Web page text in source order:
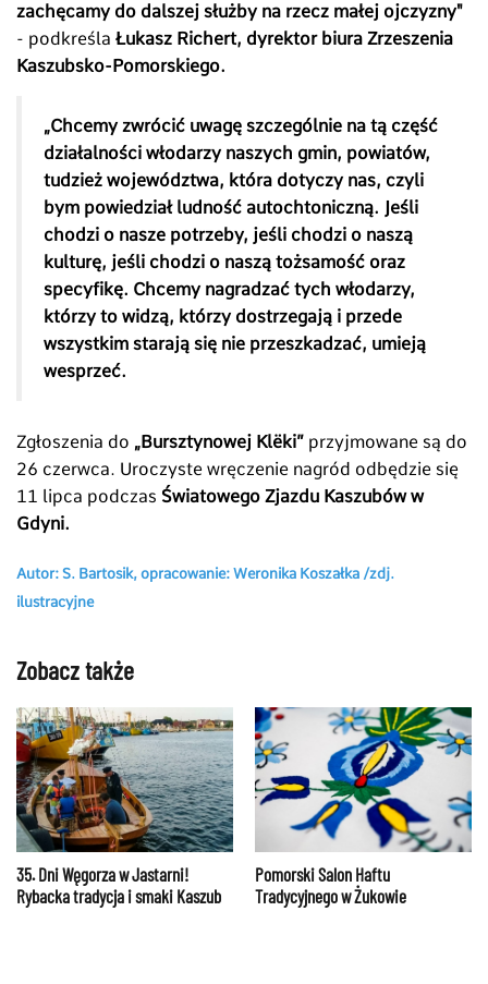
zachęcamy do dalszej służby na rzecz małej ojczyzny"
- podkreśla Łukasz Richert, dyrektor biura Zrzeszenia
Kaszubsko-Pomorskiego.
„Chcemy zwrócić uwagę szczególnie na tą część
działalności włodarzy naszych gmin, powiatów,
tudzież województwa, która dotyczy nas, czyli
bym powiedział ludność autochtoniczną. Jeśli
chodzi o nasze potrzeby, jeśli chodzi o naszą
kulturę, jeśli chodzi o naszą tożsamość oraz
specyfikę. Chcemy nagradzać tych włodarzy,
którzy to widzą, którzy dostrzegają i przede
wszystkim starają się nie przeszkadzać, umieją
wesprzeć.
Zgłoszenia do „Bursztynowej Klëki” przyjmowane są do
26 czerwca. Uroczyste wręczenie nagród odbędzie się
11 lipca podczas Światowego Zjazdu Kaszubów w
Gdyni.
Autor: S. Bartosik, opracowanie: Weronika Koszałka /zdj.
ilustracyjne
Zobacz także
35. Dni Węgorza w Jastarni!
Rybacka tradycja i smaki Kaszub
Pomorski Salon Haftu
Tradycyjnego w Żukowie